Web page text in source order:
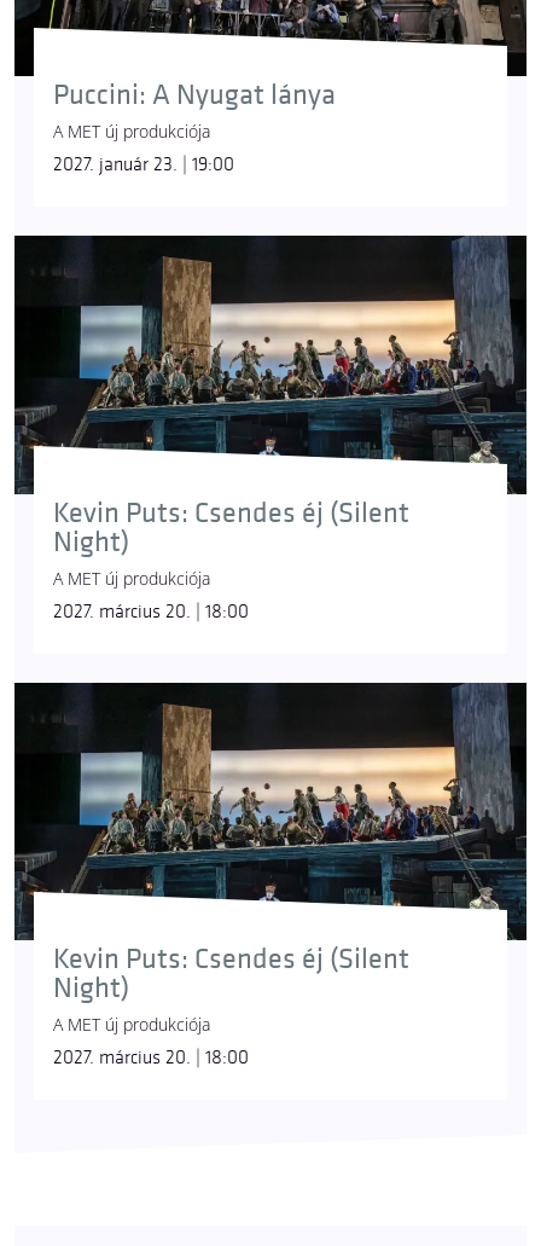
Puccini: A Nyugat lánya
A MET új produkciója
2027. január 23. | 19:00
Kevin Puts: Csendes éj (Silent
Night)
A MET új produkciója
2027. március 20. | 18:00
Kevin Puts: Csendes éj (Silent
Night)
A MET új produkciója
2027. március 20. | 18:00